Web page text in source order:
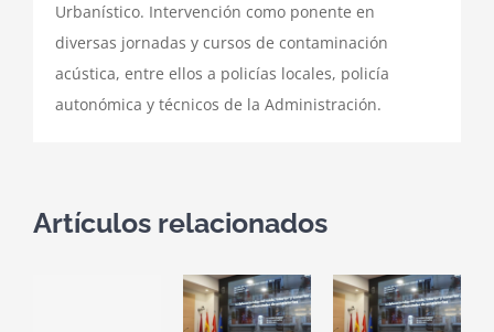
Urbanístico. Intervención como ponente en
diversas jornadas y cursos de contaminación
acústica, entre ellos a policías locales, policía
autonómica y técnicos de la Administración.
Artículos relacionados